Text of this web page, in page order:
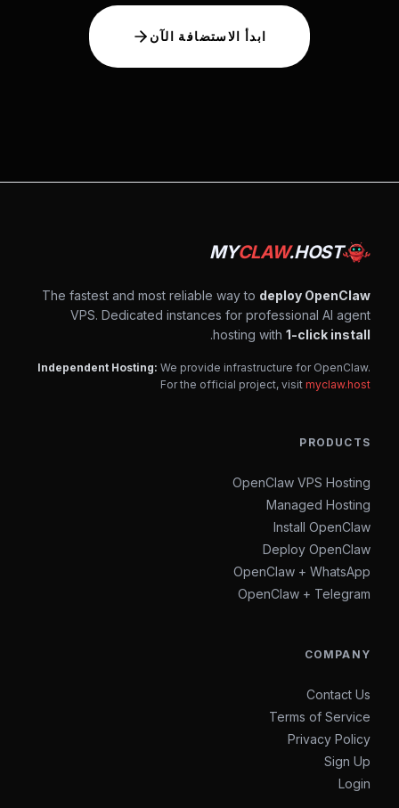
ابدأ الاستضافة الآن
MYCLAW.HOST
The fastest and most reliable way to deploy OpenClaw
VPS. Dedicated instances for professional AI agent
hosting with 1-click install
.
Independent Hosting: We provide infrastructure for OpenClaw.
For the official project, visit myclaw.host
PRODUCTS
OpenClaw VPS Hosting
Managed Hosting
Install OpenClaw
Deploy OpenClaw
OpenClaw + WhatsApp
OpenClaw + Telegram
COMPANY
Contact Us
Terms of Service
Privacy Policy
Sign Up
Login